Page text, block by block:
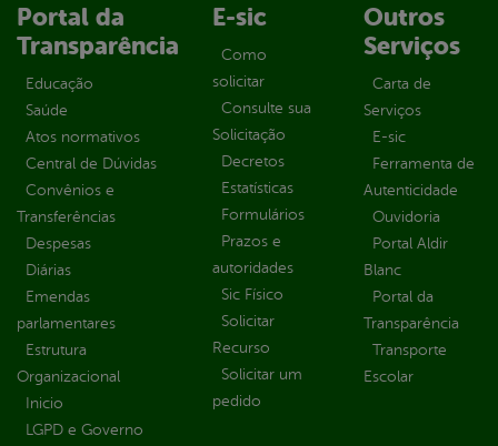
Portal da
Transparência
Educação
Saúde
Atos normativos
Central de Dúvidas
Convênios e
Transferências
Despesas
Diárias
Emendas
parlamentares
Estrutura
Organizacional
Inicio
LGPD e Governo
E-sic
Como
solicitar
Consulte sua
Solicitação
Decretos
Estatísticas
Formulários
Prazos e
autoridades
Sic Físico
Solicitar
Recurso
Solicitar um
pedido
Outros
Serviços
Carta de
Serviços
E-sic
Ferramenta de
Autenticidade
Ouvidoria
Portal Aldir
Blanc
Portal da
Transparência
Transporte
Escolar